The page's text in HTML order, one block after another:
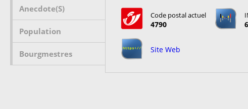
Anecdote(s)
Population
Bourgmestres
Code postal actuel
4790
Site Web